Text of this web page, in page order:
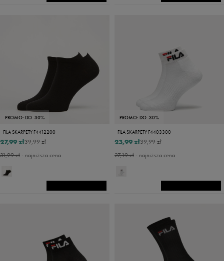
PROMO: DO -30%
FILA SKARPETY F4412200
39,99 zł
27,99 zł
31,99 zł- najniższa cena
PROMO: DO -30%
FILA SKARPETY F4403300
39,99 zł
23,99 zł
27,19 zł- najniższa cena